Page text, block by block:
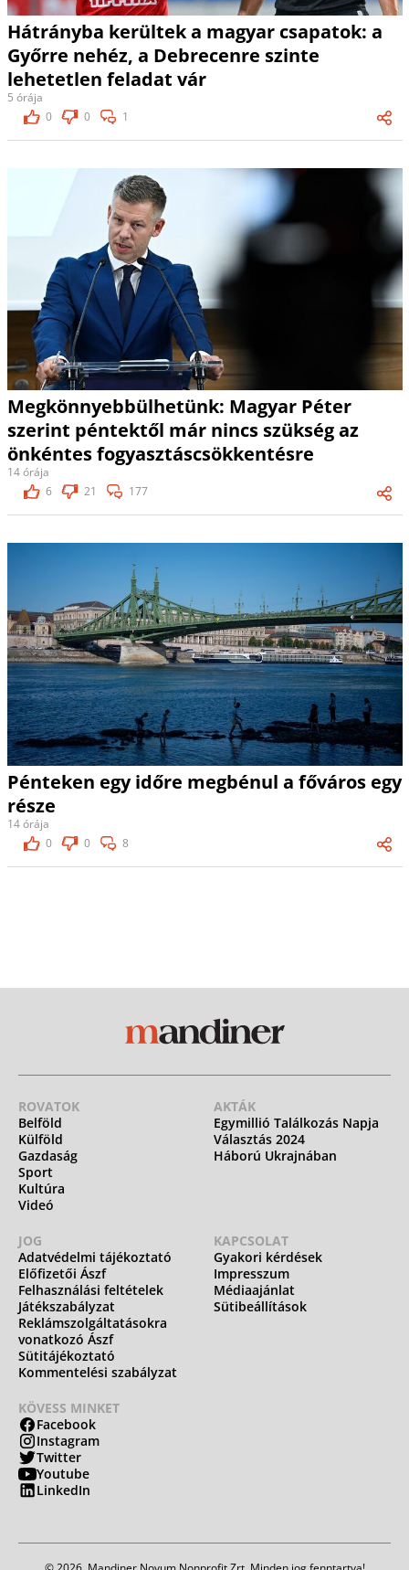
Hátrányba kerültek a magyar csapatok: a
Győrre nehéz, a Debrecenre szinte
lehetetlen feladat vár
5 órája
0
0 1
Megkönnyebbülhetünk: Magyar Péter
szerint péntektől már nincs szükség az
önkéntes fogyasztáscsökkentésre
14 órája
6
21 177
Pénteken egy időre megbénul a főváros egy
része
14 órája
0
0 8
ROVATOK
Belföld
Külföld
Gazdaság
Sport
Kultúra
Videó
AKTÁK
Egymillió Találkozás Napja
Választás 2024
Háború Ukrajnában
JOG
Adatvédelmi tájékoztató
Előfizetői Ászf
Felhasználási feltételek
Játékszabályzat
Reklámszolgáltatásokra
vonatkozó Ászf
Sütitájékoztató
Kommentelési szabályzat
KAPCSOLAT
Gyakori kérdések
Impresszum
Médiaajánlat
Sütibeállítások
KÖVESS MINKET
Facebook
Instagram
Twitter
Youtube
LinkedIn